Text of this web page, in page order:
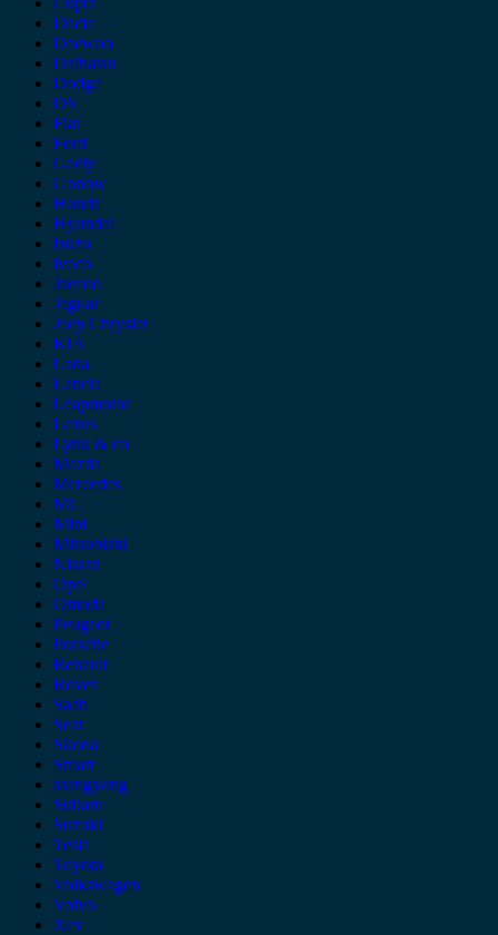
Dacia
Daewoo
Daihatsu
Dodge
DS
Fiat
Ford
Geely
Gonow
Honda
Hyundai
Isuzu
iveco
Jaecoo
Jaguar
Jeep Chrysler
KIA
Lada
Lancia
Leapmotor
Lexus
Lynk & co
Mazda
Mercedes
MG
Mini
Mitsubishi
Nissan
Opel
Omoda
Peugeot
Porsche
Renault
Rover
Saab
Seat
Skoda
Smart
ssangyong
Subaru
Suzuki
Tesla
Toyota
Volkswagen
Volvo
Xev